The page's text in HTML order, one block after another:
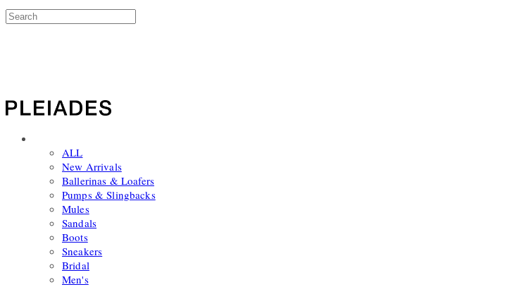
ALL
New Arrivals
Ballerinas & Loafers
Pumps & Slingbacks
Mules
Sandals
Boots
Sneakers
Bridal
Men's